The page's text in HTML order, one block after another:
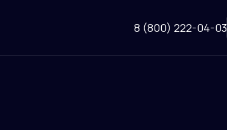
8 (800) 222-04-03